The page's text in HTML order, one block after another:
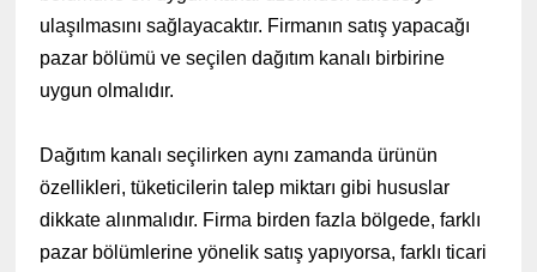
ulaşılmasını sağlayacaktır. Firmanın satış yapacağı
pazar bölümü ve seçilen dağıtım kanalı birbirine
uygun olmalıdır.
Dağıtım kanalı seçilirken aynı zamanda ürünün
özellikleri, tüketicilerin talep miktarı gibi hususlar
dikkate alınmalıdır. Firma birden fazla bölgede, farklı
pazar bölümlerine yönelik satış yapıyorsa, farklı ticari